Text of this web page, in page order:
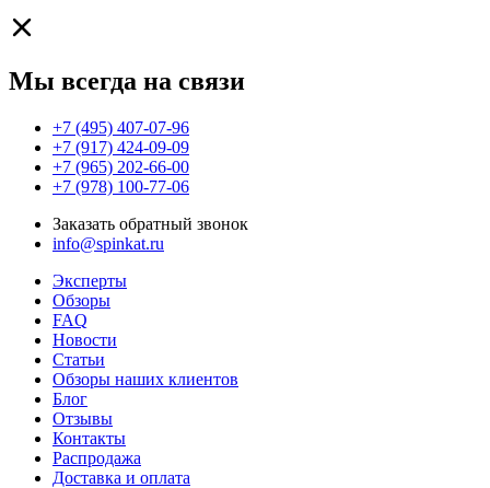
Мы всегда на связи
+7 (495) 407-07-96
+7 (917) 424-09-09
+7 (965) 202-66-00
+7 (978) 100-77-06
Заказать обратный звонок
info@spinkat.ru
Эксперты
Обзоры
FAQ
Новости
Статьи
Обзоры наших клиентов
Блог
Отзывы
Контакты
Распродажа
Доставка и оплата